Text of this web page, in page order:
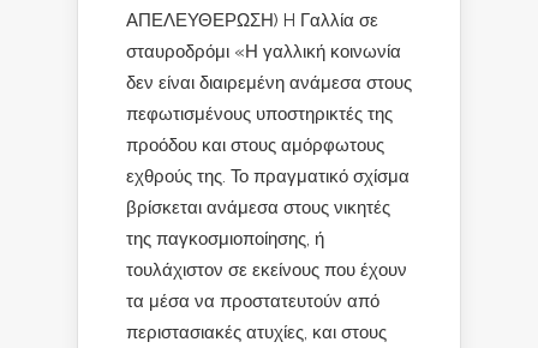
ΑΠΕΛΕΥΘΕΡΩΣΗ) H Γαλλία σε
σταυροδρόμι «Η γαλλική κοινωνία
δεν είναι διαιρεμένη ανάμεσα στους
πεφωτισμένους υποστηρικτές της
προόδου και στους αμόρφωτους
εχθρούς της. Το πραγματικό σχίσμα
βρίσκεται ανάμεσα στους νικητές
της παγκοσμιοποίησης, ή
τουλάχιστον σε εκείνους που έχουν
τα μέσα να προστατευτούν από
περιστασιακές ατυχίες, και στους